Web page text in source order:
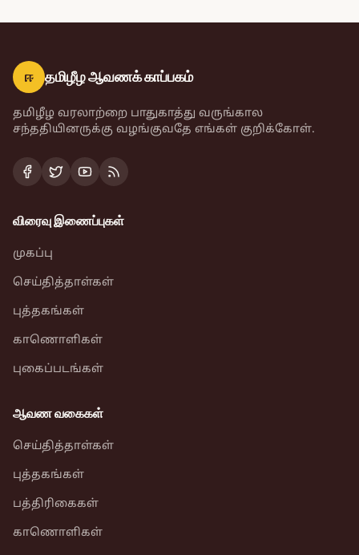
ஈ தமிழீழ ஆவணக் காப்பகம்
தமிழீழ வரலாற்றை பாதுகாத்து வருங்கால
சந்ததியினருக்கு வழங்குவதே எங்கள் குறிக்கோள்.
விரைவு இணைப்புகள்
முகப்பு
செய்தித்தாள்கள்
புத்தகங்கள்
காணொளிகள்
புகைப்படங்கள்
ஆவண வகைகள்
செய்தித்தாள்கள்
புத்தகங்கள்
பத்திரிகைகள்
காணொளிகள்